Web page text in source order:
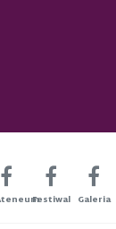
Festiwal Galeria